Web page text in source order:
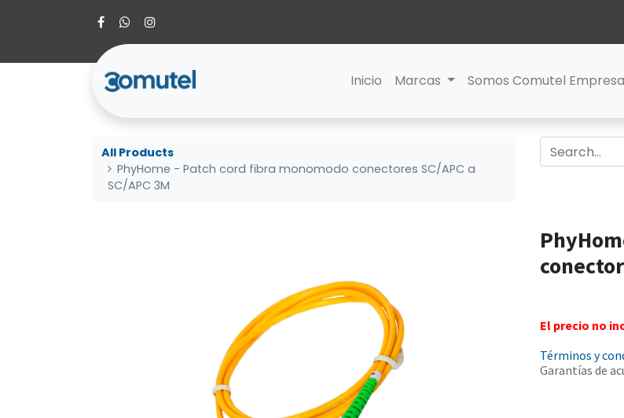
Inicio Marcas Somos Comutel
All Products
PhyHome - Patch cord fibra monomodo conectores SC/APC a
SC/APC 3M
El precio no
Términos y
Garantías de